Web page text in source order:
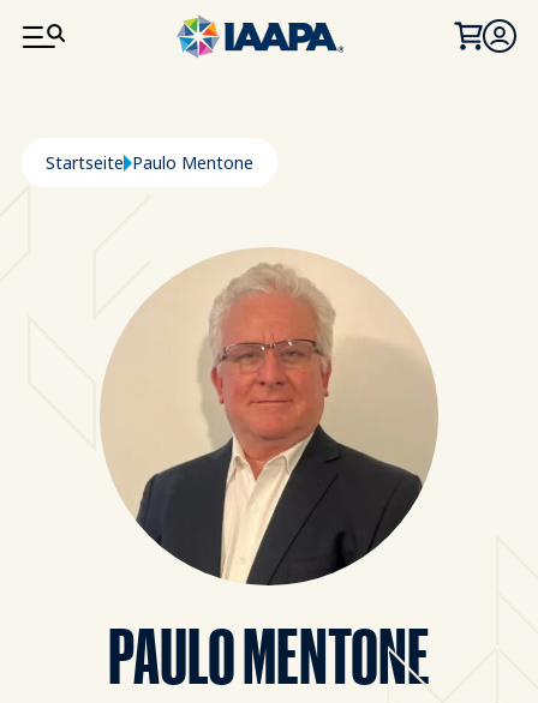
DIREKT ZUM INHALT
Pfadnavigation
Startseite Paulo Mentone
PAULO MENTONE